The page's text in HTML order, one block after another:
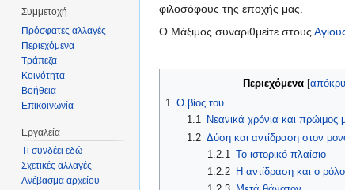
φιλοσόφους της εποχής μας.
Ο Μάξιμος συναριθμείτε στους
Περιεχόμενα[
1 Ο βίος του
1.1
Νεανικά χρόνια και πρώιμος
1.2 Δύση και αντίδραση στον
1.2.1
Το ιστορικό πλαίσιο
1.2.2 Η αντίδραση και ο
Συμμετοχή
Πρόσφατες αλλαγές
Περιεχόμενα
Τράπεζα
Κοινότητα
Βοήθεια
Επικοινωνία
Εργαλεία
Τι συνδέει εδώ
Σχετικές αλλαγές
Ανέβασμα αρχείου